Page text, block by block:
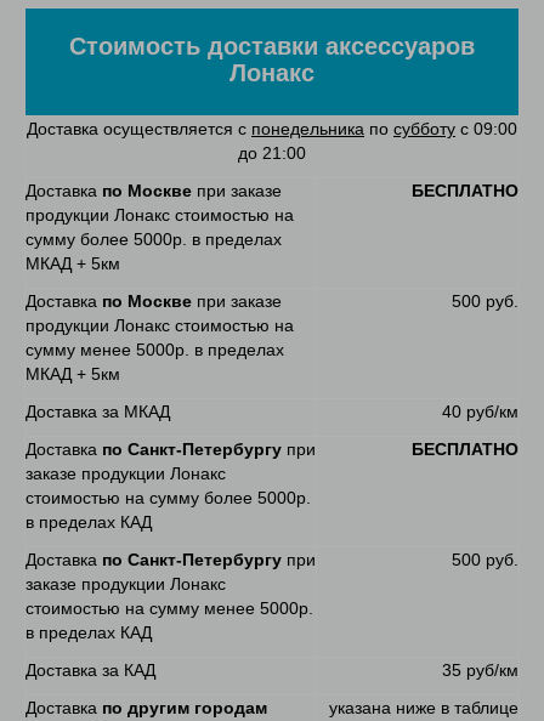
Стоимость доставки аксессуаров
Лонакс
Доставка осуществляется с понедельника по субботу с 09:00
до 21:00
Доставка по Москве при заказе
продукции Лонакс стоимостью на
сумму более 5000р. в пределах
МКАД + 5км
БЕСПЛАТНО
Доставка по Москве при заказе
продукции Лонакс стоимостью на
сумму менее 5000р. в пределах
МКАД + 5км
500 руб.
Доставка за МКАД
40 руб/км
Доставка по Санкт-Петербургу при
заказе продукции Лонакс
стоимостью на сумму более 5000р.
в пределах КАД
БЕСПЛАТНО
Доставка по Санкт-Петербургу при
заказе продукции Лонакс
стоимостью на сумму менее 5000р.
в пределах КАД
500 руб.
Доставка за КАД
35 руб/км
Доставка по другим городам
указана ниже в таблице